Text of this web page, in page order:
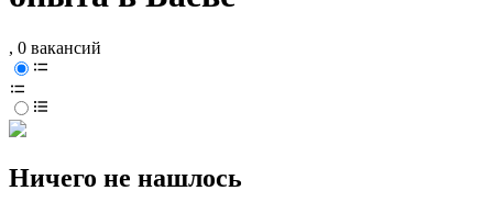
, 0 вакансий
Ничего не нашлось